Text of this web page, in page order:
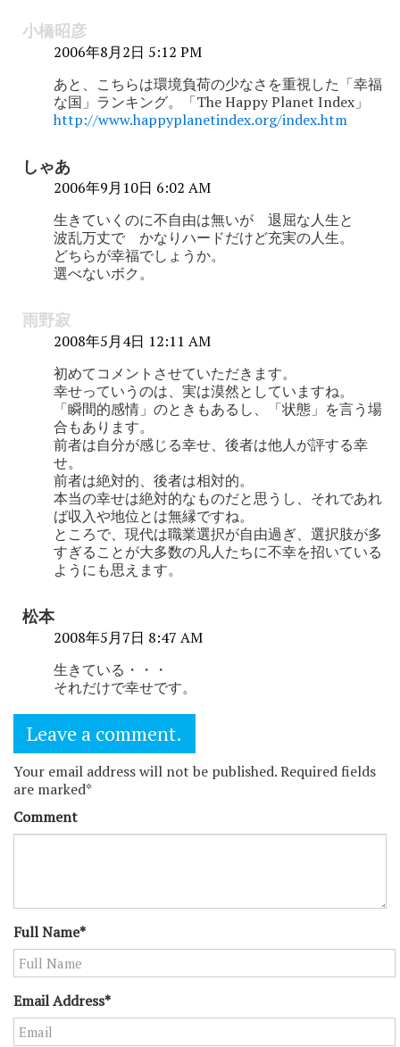
小橋昭彦
2006年8月2日 5:12 PM
あと、こちらは環境負荷の少なさを重視した「幸福
な国」ランキング。「The Happy Planet Index」
http://www.happyplanetindex.org/index.htm
しゃあ
2006年9月10日 6:02 AM
生きていくのに不自由は無いが 退屈な人生と
波乱万丈で かなりハードだけど充実の人生。
どちらが幸福でしょうか。
選べないボク。
雨野寂
2008年5月4日 12:11 AM
初めてコメントさせていただきます。
幸せっていうのは、実は漠然としていますね。
「瞬間的感情」のときもあるし、「状態」を言う場
合もあります。
前者は自分が感じる幸せ、後者は他人が評する幸
せ。
前者は絶対的、後者は相対的。
本当の幸せは絶対的なものだと思うし、それであれ
ば収入や地位とは無縁ですね。
ところで、現代は職業選択が自由過ぎ、選択肢が多
すぎることが大多数の凡人たちに不幸を招いている
ようにも思えます。
松本
2008年5月7日 8:47 AM
生きている・・・
それだけで幸せです。
Leave a comment.
Your email address will not be published. Required fields
are marked*
Comment
Full Name*
Email Address*